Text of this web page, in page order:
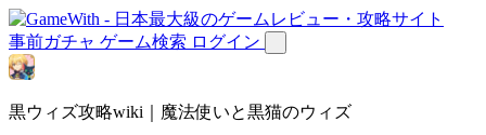
事前ガチャ ゲーム検索 ログイン
黒ウィズ攻略wiki｜魔法使いと黒猫のウィズ